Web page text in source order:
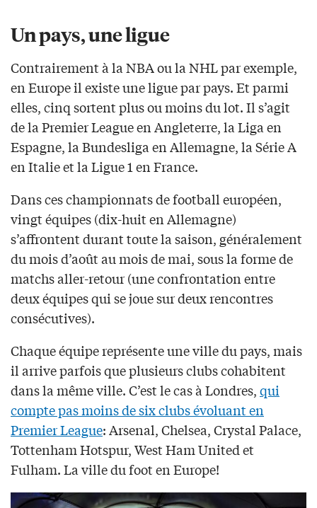
Un pays, une ligue
Contrairement à la NBA ou la NHL par exemple,
en Europe il existe une ligue par pays. Et parmi
elles, cinq sortent plus ou moins du lot. Il s’agit
de la Premier League en Angleterre, la Liga en
Espagne, la Bundesliga en Allemagne, la Série A
en Italie et la Ligue 1 en France.
Dans ces championnats de football européen,
vingt équipes (dix-huit en Allemagne)
s’affrontent durant toute la saison, généralement
du mois d’août au mois de mai, sous la forme de
matchs aller-retour (une confrontation entre
deux équipes qui se joue sur deux rencontres
consécutives).
Chaque équipe représente une ville du pays, mais
il arrive parfois que plusieurs clubs cohabitent
dans la même ville. C’est le cas à Londres,qui
compte pas moins de six clubs évoluant en
Premier League: Arsenal, Chelsea, Crystal Palace,
Tottenham Hotspur, West Ham United et
Fulham. La ville du foot en Europe!